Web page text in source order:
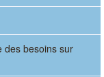
des besoins sur